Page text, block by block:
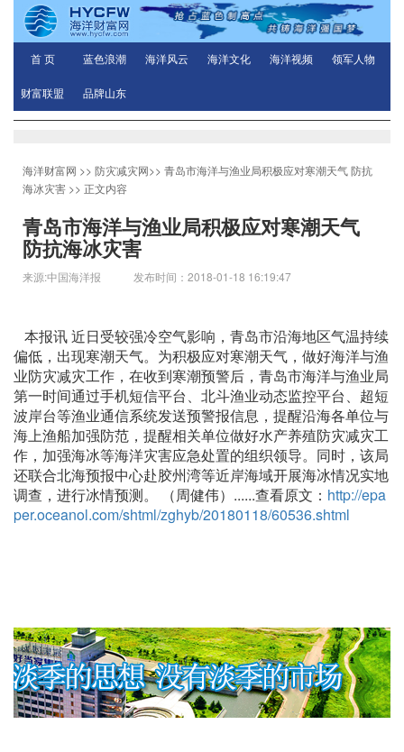
首 页 蓝色浪潮 海洋风云 海洋文化 海洋视频 领军人物
财富联盟 品牌山东
海洋财富网 >> 防灾减灾网>> 青岛市海洋与渔业局积极应对寒潮天气 防抗
海冰灾害 >> 正文内容
青岛市海洋与渔业局积极应对寒潮天气
防抗海冰灾害
来源:中国海洋报 发布时间：2018-01-18 16:19:47
本报讯 近日受较强冷空气影响，青岛市沿海地区气温持续
偏低，出现寒潮天气。为积极应对寒潮天气，做好海洋与渔
业防灾减灾工作，在收到寒潮预警后，青岛市海洋与渔业局
第一时间通过手机短信平台、北斗渔业动态监控平台、超短
波岸台等渔业通信系统发送预警报信息，提醒沿海各单位与
海上渔船加强防范，提醒相关单位做好水产养殖防灾减灾工
作，加强海冰等海洋灾害应急处置的组织领导。同时，该局
还联合北海预报中心赴胶州湾等近岸海域开展海冰情况实地
调查，进行冰情预测。 （周健伟）......查看原文： http://epa
per.oceanol.com/shtml/zghyb/20180118/60536.shtml